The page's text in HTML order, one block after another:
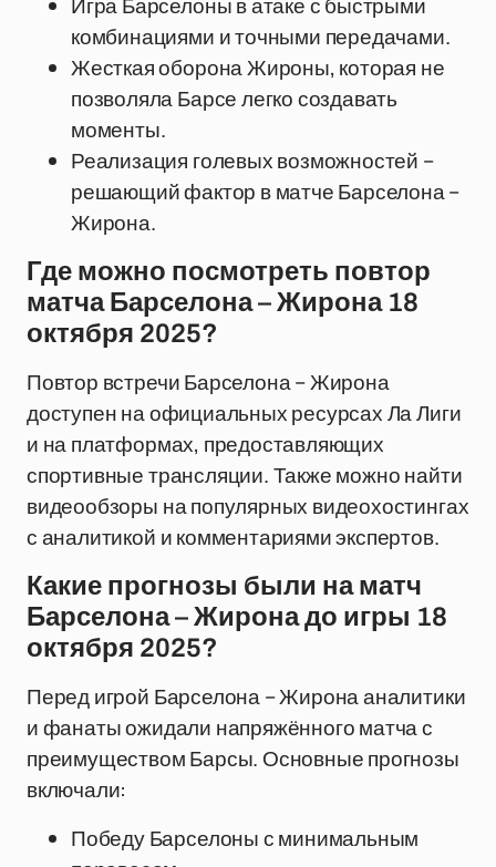
комбинациями и точными передачами.
Жесткая оборона Жироны, которая не
позволяла Барсе легко создавать
моменты.
Реализация голевых возможностей –
решающий фактор в матче Барселона –
Жирона.
Где можно посмотреть повтор
матча Барселона – Жирона 18
октября 2025?
Повтор встречи Барселона – Жирона
доступен на официальных ресурсах Ла Лиги
и на платформах, предоставляющих
спортивные трансляции. Также можно найти
видеообзоры на популярных видеохостингах
с аналитикой и комментариями экспертов.
Какие прогнозы были на матч
Барселона – Жирона до игры 18
октября 2025?
Перед игрой Барселона – Жирона аналитики
и фанаты ожидали напряжённого матча с
преимуществом Барсы. Основные прогнозы
включали:
Победу Барселоны с минимальным